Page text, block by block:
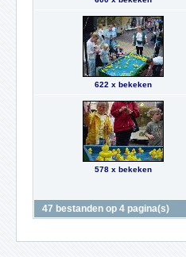
622 x bekeken
578 x bekeken
47 bestanden op 4 pagina(s)